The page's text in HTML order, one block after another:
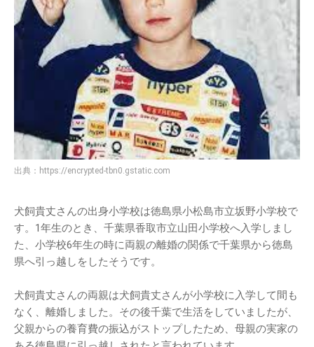
出典： https://encrypted-tbn0.gstatic.com
犬飼貴丈さんの出身小学校は徳島県小松島市立坂野小学校で
す。1年生のとき、千葉県香取市立山田小学校へ入学しまし
た、小学校6年生の時に両親の離婚の関係で千葉県から徳島
県へ引っ越しをしたそうです。
犬飼貴丈さんの両親は犬飼貴丈さんが小学校に入学して間も
なく、離婚しました。その後千葉で生活をしていましたが、
父親からの養育費の振込がストップしたため、母親の実家の